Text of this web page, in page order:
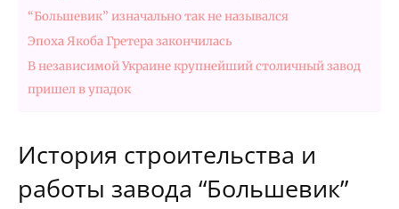
“Большевик” изначально так не назывался
Эпоха Якоба Гретера закончилась
В независимой Украине крупнейший столичный завод
пришел в упадок
История строительства и
работы завода “Большевик”